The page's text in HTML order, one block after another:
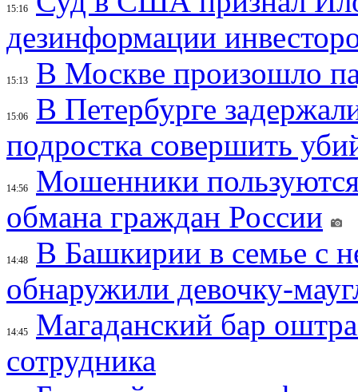
15:16
дезинформации
15:13 В Москве произошло
15:06
В Петербурге
подростка совершить
14:56
Мошенники
обмана граждан России
14:48
В Башкирии в семье с
обнаружили девочку-
14:45
Магаданский бар
сотрудника